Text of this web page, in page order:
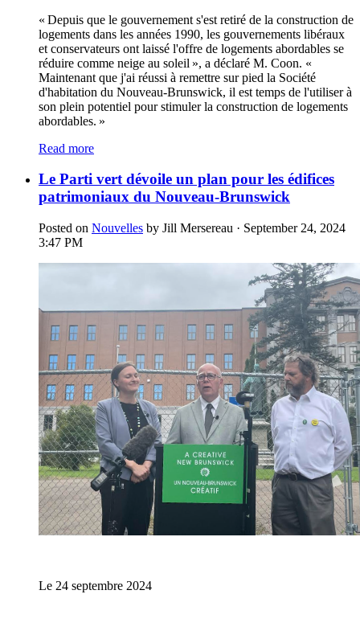
« Depuis que le gouvernement s'est retiré de la construction de
logements dans les années 1990, les gouvernements libéraux
et conservateurs ont laissé l'offre de logements abordables se
réduire comme neige au soleil », a déclaré M. Coon. «
Maintenant que j'ai réussi à remettre sur pied la Société
d'habitation du Nouveau-Brunswick, il est temps de l'utiliser à
son plein potentiel pour stimuler la construction de logements
abordables. »
Read more
Le Parti vert dévoile un plan pour les édifices
patrimoniaux du Nouveau-Brunswick
Posted on Nouvelles by Jill Mersereau · September 24, 2024
3:47 PM
Le 24 septembre 2024